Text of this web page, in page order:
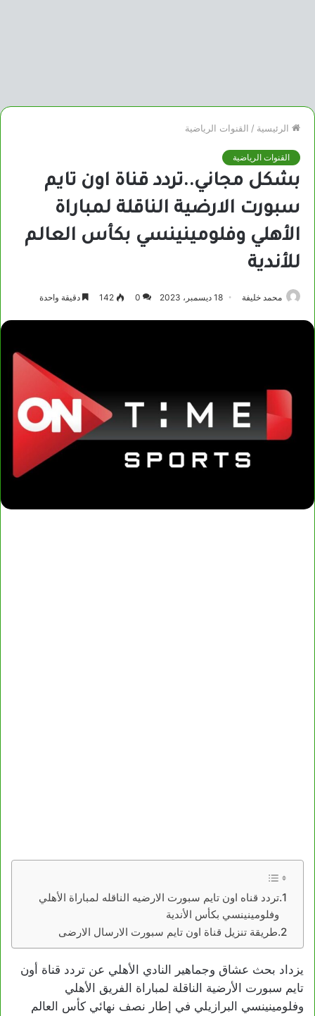
الرئيسية / القنوات الرياضية
القنوات الرياضية
بشكل مجاني..تردد قناة اون تايم
سبورت الارضية الناقلة لمباراة
الأهلي وفلومينينسي بكأس العالم
للأندية
محمد خليفة 18 ديسمبر، 2023 0
142 دقيقة واحدة
تردد قناه اون تايم سبورت الارضيه الناقله لمباراة الأهلي
وفلومينينسي بكأس الأندية
طريقة تنزيل قناة اون تايم سبورت الارسال الارضى
يزداد بحث عشاق وجماهير النادي الأهلي عن تردد قناة أون
تايم سبورت الأرضية الناقلة لمباراة الفريق الأهلي
وفلومينينسي البرازيلي في إطار نصف نهائي كأس العالم